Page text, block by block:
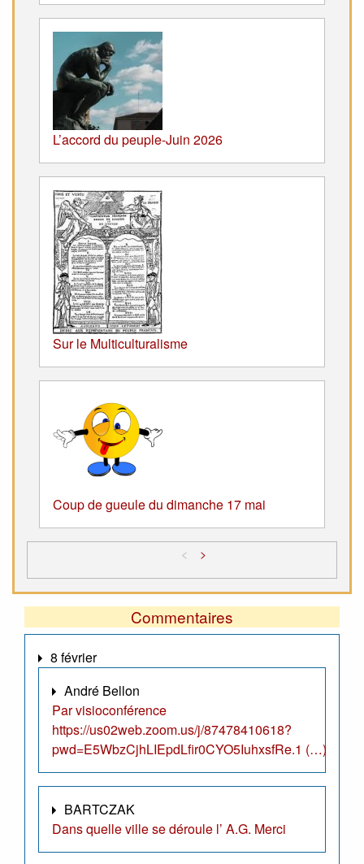
L’accord du peuple-Juin 2026
Sur le Multiculturalisme
Coup de gueule du dimanche 17 mai
< >
Commentaires
8 février
André Bellon
Par visioconférence
https://us02web.zoom.us/j/87478410618?
pwd=E5WbzCjhLIEpdLfir0CYO5IuhxsfRe.1 (…)
BARTCZAK
Dans quelle ville se déroule l’ A.G. Merci